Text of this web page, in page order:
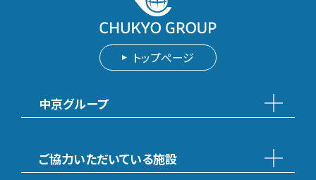
トップページ
中京グループ
ご協力いただいている施設